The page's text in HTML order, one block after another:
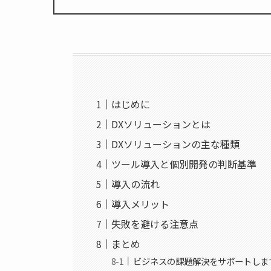
はじめに
DXソリューションとは
DXソリューションの主な種類
ツール導入と個別開発の判断基準
導入の流れ
導入メリット
失敗を避ける注意点
まとめ
ビジネスの課題解決をサポートし